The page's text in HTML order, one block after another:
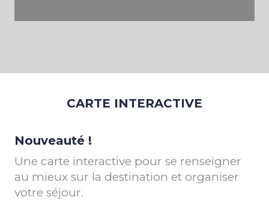
CARTE INTERACTIVE
Nouveauté !
Une carte interactive pour se renseigner
au mieux sur la destination et organiser
votre séjour.